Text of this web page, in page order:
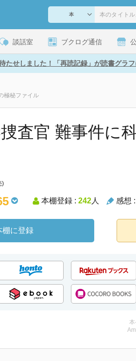
談話室 ブクログ通信
たせしました！「再読記録」が読書グラフ
極秘ファイル
査官 難事件に
)
本棚登録 : 242人 感想 :
棚に登録